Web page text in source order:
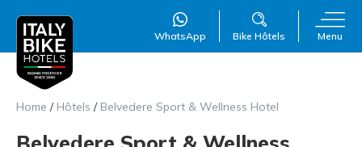
Menu
Bike Hôtels
WhatsApp
Home / Hôtels / Belvedere Sport & Wellness Hotel